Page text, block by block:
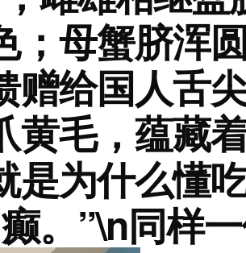
母蟹脐浑
给国人舌
毛，蕴藏
为什么懂
。”\n同样